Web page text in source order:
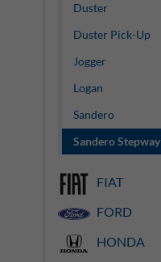
Duster
Duster Pick-Up
Jogger
Logan
Sandero
Sandero Stepway
FIAT
FORD
HONDA